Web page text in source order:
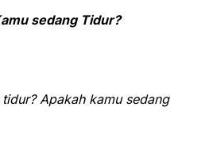
sedang Tidur?
Apakah kamu sedang